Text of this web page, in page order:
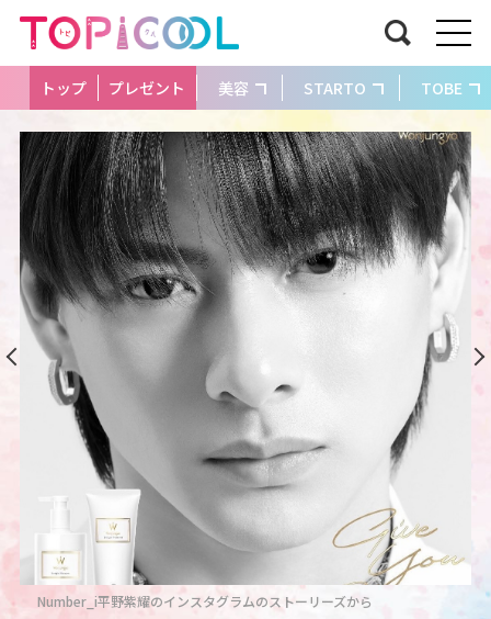
トップ プレゼント 美容 STARTO TOBE
Number_i平野紫耀のインスタグラムのストーリーズから